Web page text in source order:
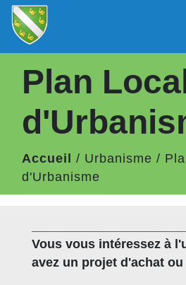
Plan
Accueil / Urbanisme /
d'Urbanisme
Vous vous intéressez à
avez un projet d'achat